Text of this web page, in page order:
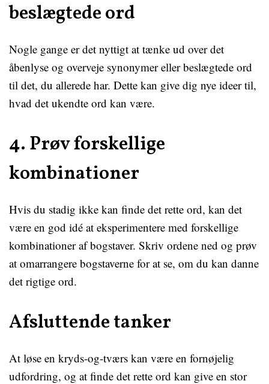
beslægtede ord
Nogle gange er det nyttigt at tænke ud over det
åbenlyse og overveje synonymer eller beslægtede ord
til det, du allerede har. Dette kan give dig nye ideer til,
hvad det ukendte ord kan være.
4. Prøv forskellige
kombinationer
Hvis du stadig ikke kan finde det rette ord, kan det
være en god idé at eksperimentere med forskellige
kombinationer af bogstaver. Skriv ordene ned og prøv
at omarrangere bogstaverne for at se, om du kan danne
det rigtige ord.
Afsluttende tanker
At løse en kryds-og-tværs kan være en fornøjelig
udfordring, og at finde det rette ord kan give en stor